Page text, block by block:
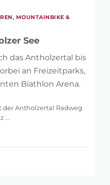
123 km
MOUNTAINBIKE &
See
das Antholzertal bis
an Freizeitparks,
Biathlon Arena.
der Antholzertal Radweg
...